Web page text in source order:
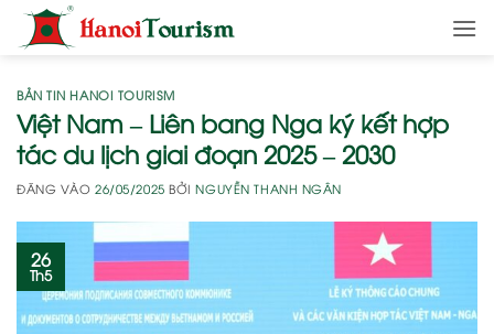
qua
dungBẢN TIN HANOI TOURISM
Việt Nam – Liên bang Nga ký kết hợp
tác du lịch giai đoạn 2025 – 2030
ĐĂNG VÀO26/05/2025 BỞINGUYỄN THANH NGÂN
26
Th5